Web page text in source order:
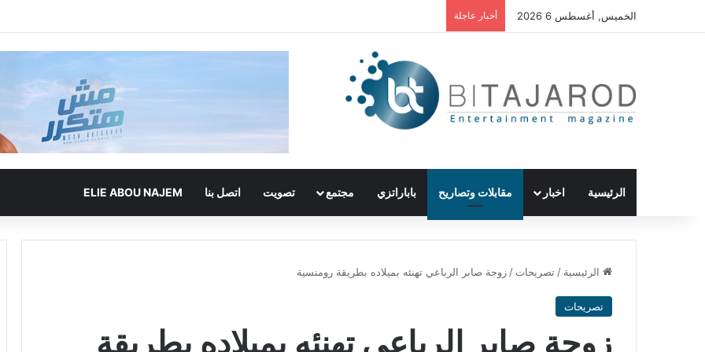
الخميس, أغسطس 6 2026 أخبار عاجلة
الرئيسية اخبار مقابلات وتصاريح باباراتزي مجتمع تصويت اتصل بنا ELIE ABOU NAJEM
الرئيسية / تصريحات / زوجة صابر الرباعي تهنئه بميلاده بطريقة رومنسية
تصريحات
زوجة صابر الرباعي تهنئه بميلاده بطريقة